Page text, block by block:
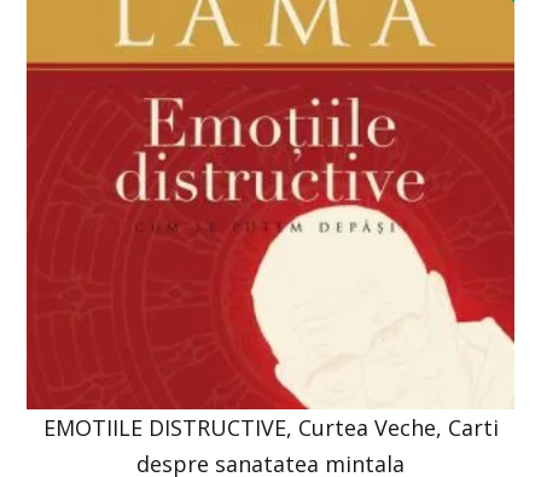
EMOTIILE DISTRUCTIVE, Curtea Veche, Carti
despre sanatatea mintala